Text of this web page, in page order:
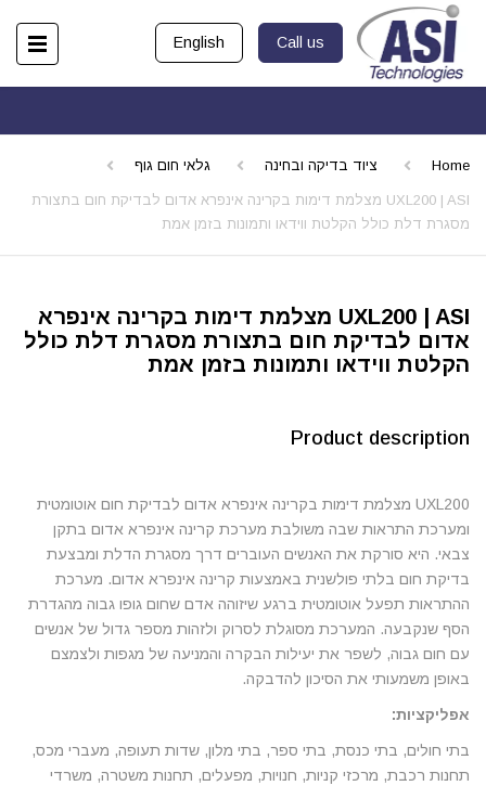
Call us
English
Home ציוד בדיקה ובחינה גלאי חום גוף
UXL200 | ASI מצלמת דימות בקרינה אינפרא אדום לבדיקת חום בתצורת
מסגרת דלת כולל הקלטת ווידאו ותמונות בזמן אמת
UXL200 | ASI מצלמת דימות בקרינה אינפרא
אדום לבדיקת חום בתצורת מסגרת דלת כולל
הקלטת ווידאו ותמונות בזמן אמת
Product description
UXL200 מצלמת דימות בקרינה אינפרא אדום לבדיקת חום אוטומטית
ומערכת התראות שבה משולבת מערכת קרינה אינפרא אדום בתקן
צבאי. היא סורקת את האנשים העוברים דרך מסגרת הדלת ומבצעת
בדיקת חום בלתי פולשנית באמצעות קרינה אינפרא אדום. מערכת
ההתראות תפעל אוטומטית ברגע שיזוהה אדם שחום גופו גבוה מהגדרת
הסף שנקבעה. המערכת מסוגלת לסרוק ולזהות מספר גדול של אנשים
עם חום גבוה, לשפר את יעילות הבקרה והמניעה של מגפות ולצמצם
באופן משמעותי את הסיכון להדבקה.
אפליקציות:
בתי חולים, בתי כנסת, בתי ספר, בתי מלון, שדות תעופה, מעברי מכס,
תחנות רכבת, מרכזי קניות, חנויות, מפעלים, תחנות משטרה, משרדי